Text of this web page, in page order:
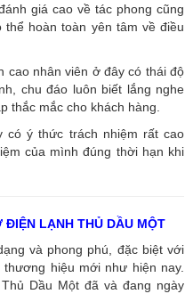
giá cao về tác phong cũng
hoàn toàn yên tâm về điều
cao nhân viên ở đây có thái độ
chu đáo luôn biết lắng nghe
thắc mắc cho khách hàng.
có ý thức trách nhiệm rất cao
của mình đúng thời hạn khi
ĐIỆN LẠNH THỦ DẦU MỘT
và phong phú, đặc biệt với
hiệu mới như hiện nay.
Dầu Một đã và đang ngày